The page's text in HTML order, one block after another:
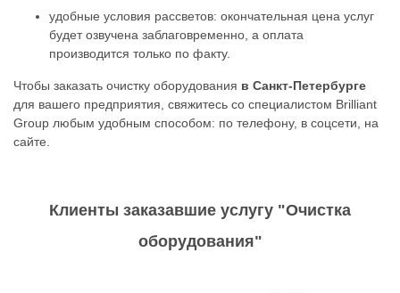
удобные условия рассветов: окончательная цена услуг
будет озвучена заблаговременно, а оплата
производится только по факту.
Чтобы заказать очистку оборудования в Санкт-Петербурге
для вашего предприятия, свяжитесь со специалистом Brilliant
Group любым удобным способом: по телефону, в соцсети, на
сайте.
Клиенты заказавшие услугу "Очистка
оборудования"